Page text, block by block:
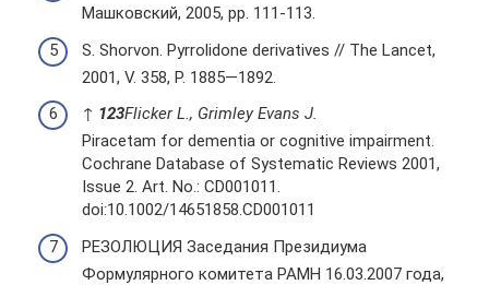
Машковский, 2005, pp. 111-113.
S. Shorvon. Pyrrolidone derivatives // The Lancet,
2001, V. 358, P. 1885—1892.
↑ 123Flicker L., Grimley Evans J.
Piracetam for dementia or cognitive impairment.
Cochrane Database of Systematic Reviews 2001,
Issue 2. Art. No.: CD001011.
doi:10.1002/14651858.CD001011
РЕЗОЛЮЦИЯ Заседания Президиума
Формулярного комитета РАМН 16.03.2007 года,